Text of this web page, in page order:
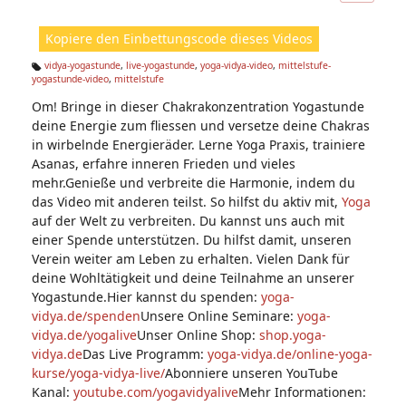
ic
Kopiere den Einbettungscode dieses Videos
Ta
s:
vidya-yogastunde, live-yogastunde, yoga-vidya-video, mittelstufe-
yogastunde-video, mittelstufe
Om! Bringe in dieser Chakrakonzentration Yogastunde
deine Energie zum fliessen und versetze deine Chakras
in wirbelnde Energieräder. Lerne Yoga Praxis, trainiere
Asanas, erfahre inneren Frieden und vieles
mehr.Genieße und verbreite die Harmonie, indem du
das Video mit anderen teilst. So hilfst du aktiv mit, Yoga
auf der Welt zu verbreiten. Du kannst uns auch mit
einer Spende unterstützen. Du hilfst damit, unseren
Verein weiter am Leben zu erhalten. Vielen Dank für
deine Wohltätigkeit und deine Teilnahme an unserer
Yogastunde.Hier kannst du spenden: yoga-
vidya.de/spendenUnsere Online Seminare: yoga-
vidya.de/yogaliveUnser Online Shop: shop.yoga-
vidya.deDas Live Programm: yoga-vidya.de/online-yoga-
kurse/yoga-vidya-live/Abonniere unseren YouTube
Kanal: youtube.com/yogavidyaliveMehr Informationen: